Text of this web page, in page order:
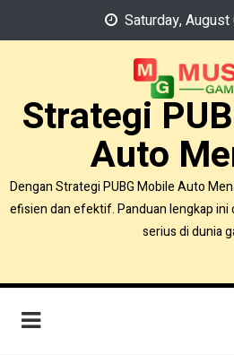
Saturday,
Strategi
Auto
Dengan Strategi PUBG Mobile Auto
efisien dan efektif. Panduan lengkap ini
serius di dunia